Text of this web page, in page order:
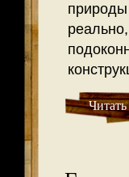
природы